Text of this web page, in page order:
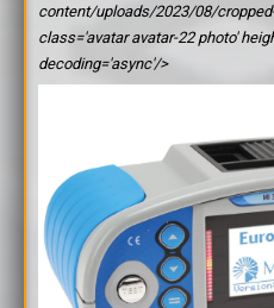
content/uploads/2023/08/
class='avatar avatar-22 photo'
decoding='async'/>